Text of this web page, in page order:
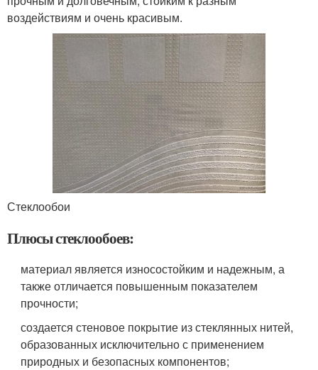
воздействиям и очень красивым.
Стеклообои
Плюсы стеклообоев:
материал является износостойким и надежным, а
также отличается повышенным показателем
прочности;
создается стеновое покрытие из стеклянных нитей,
образованных исключительно с применением
природных и безопасных компонентов;